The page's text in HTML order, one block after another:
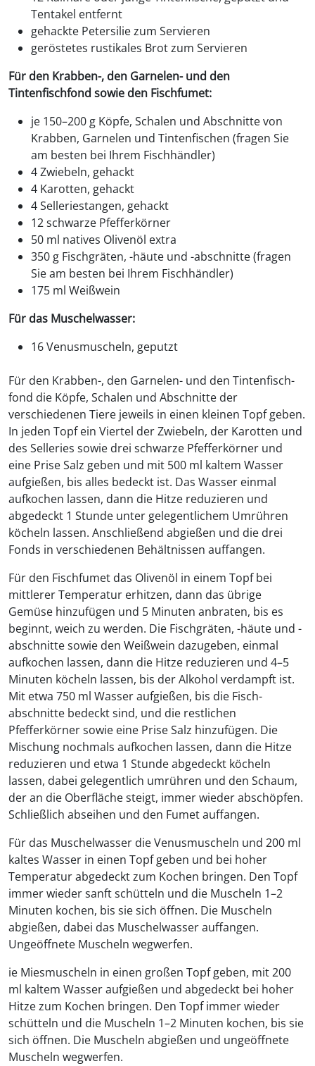
Tentakel entfernt
gehackte Petersilie zum Servieren
geröstetes rustikales Brot zum Servieren
Für den Krabben-, den Garnelen- und den
Tintenfischfond sowie den Fischfumet:
je 150–200 g Köpfe, Schalen und Abschnitte von
Krabben, Garnelen und Tintenfischen (fragen Sie
am besten bei Ihrem Fischhändler)
4 Zwiebeln, gehackt
4 Karotten, gehackt
4 Selleriestangen, gehackt
12 schwarze Pfefferkörner
50 ml natives Olivenöl extra
350 g Fischgräten, -häute und -abschnitte (fragen
Sie am besten bei Ihrem Fischhändler)
175 ml Weißwein
Für das Muschelwasser:
16 Venusmuscheln, geputzt
Für den Krabben-, den Garnelen- und den Tintenﬁsch-
fond die Köpfe, Schalen und Abschnitte der
verschiedenen Tiere jeweils in einen kleinen Topf geben.
In jeden Topf ein Viertel der Zwiebeln, der Karotten und
des Selleries sowie drei schwarze Pfefferkörner und
eine Prise Salz geben und mit 500 ml kaltem Wasser
aufgießen, bis alles bedeckt ist. Das Wasser einmal
aufkochen lassen, dann die Hitze reduzieren und
abgedeckt 1 Stunde unter gelegentlichem Umrühren
köcheln lassen. Anschließend abgießen und die drei
Fonds in verschiedenen Behältnissen auffangen.
Für den Fischfumet das Olivenöl in einem Topf bei
mittlerer Temperatur erhitzen, dann das übrige
Gemüse hinzufügen und 5 Minuten anbraten, bis es
beginnt, weich zu werden. Die Fischgräten, -häute und -
abschnitte sowie den Weißwein dazugeben, einmal
aufkochen lassen, dann die Hitze reduzieren und 4–5
Minuten köcheln lassen, bis der Alkohol verdampft ist.
Mit etwa 750 ml Wasser aufgießen, bis die Fisch-
abschnitte bedeckt sind, und die restlichen
Pfefferkörner sowie eine Prise Salz hinzufügen. Die
Mischung nochmals aufkochen lassen, dann die Hitze
reduzieren und etwa 1 Stunde abgedeckt köcheln
lassen, dabei gelegentlich umrühren und den Schaum,
der an die Oberﬂäche steigt, immer wieder abschöpfen.
Schließlich abseihen und den Fumet auffangen.
Für das Muschelwasser die Venusmuscheln und 200 ml
kaltes Wasser in einen Topf geben und bei hoher
Temperatur abgedeckt zum Kochen bringen. Den Topf
immer wieder sanft schütteln und die Muscheln 1–2
Minuten kochen, bis sie sich öffnen. Die Muscheln
abgießen, dabei das Muschelwasser auffangen.
Ungeöffnete Muscheln wegwerfen.
ie Miesmuscheln in einen großen Topf geben, mit 200
ml kaltem Wasser aufgießen und abgedeckt bei hoher
Hitze zum Kochen bringen. Den Topf immer wieder
schütteln und die Muscheln 1–2 Minuten kochen, bis sie
sich öffnen. Die Muscheln abgießen und ungeöffnete
Muscheln wegwerfen.